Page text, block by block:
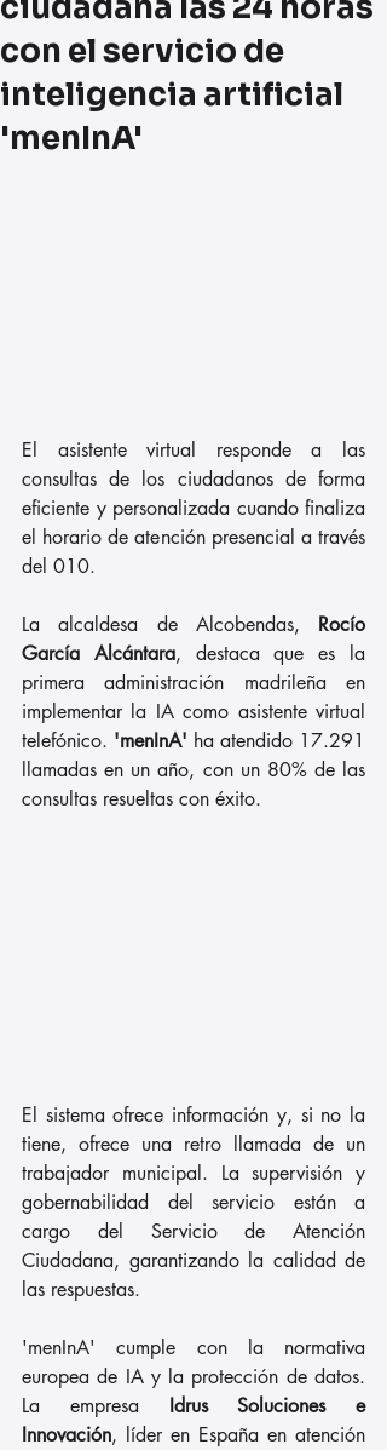
con el servicio de
inteligencia artificial
'menInA'
El asistente virtual responde a las
consultas de los ciudadanos de forma
eficiente y personalizada cuando finaliza
el horario de atención presencial a través
del 010.
La alcaldesa de Alcobendas, Rocío
García Alcántara, destaca que es la
primera administración madrileña en
implementar la IA como asistente virtual
telefónico. 'menInA' ha atendido 17.291
llamadas en un año, con un 80% de las
consultas resueltas con éxito.
El sistema ofrece información y, si no la
tiene, ofrece una retro llamada de un
trabajador municipal. La supervisión y
gobernabilidad del servicio están a
cargo del Servicio de Atención
Ciudadana, garantizando la calidad de
las respuestas.
'menInA' cumple con la normativa
europea de IA y la protección de datos.
La empresa Idrus Soluciones e
Innovación, líder en España en atención